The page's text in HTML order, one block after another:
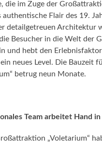
die im Zuge der
authentische Flair des 19.
detailgetreuen Architektur
Besucher in die Welt der
und hebt den
neues Level. Die Bauzeit
betrug neun Monate.
Team arbeitet Hand in
„Voletarium“